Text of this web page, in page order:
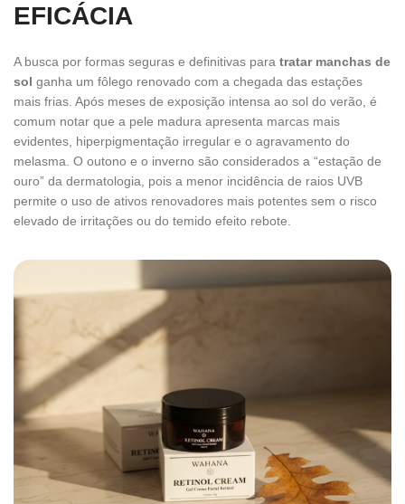
EFICÁCIA
A busca por formas seguras e definitivas para tratar manchas de
sol ganha um fôlego renovado com a chegada das estações
mais frias. Após meses de exposição intensa ao sol do verão, é
comum notar que a pele madura apresenta marcas mais
evidentes, hiperpigmentação irregular e o agravamento do
melasma. O outono e o inverno são considerados a “estação de
ouro” da dermatologia, pois a menor incidência de raios UVB
permite o uso de ativos renovadores mais potentes sem o risco
elevado de irritações ou do temido efeito rebote.